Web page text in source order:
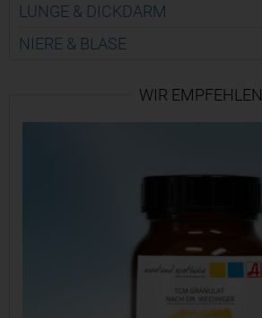
LUNGE & DICK­DARM
NIERE & BLASE
WIR EMPFEHLEN